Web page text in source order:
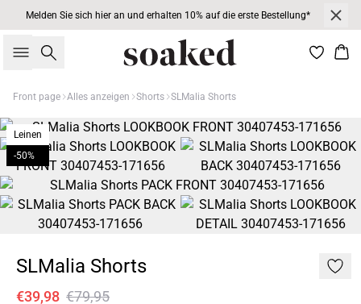
Melden Sie sich hier an und erhalten 10% auf die erste Bestellung*
Suche
Front page Alles anzeigen Shorts SLMalia Shorts
Leinen
-50%
SLMalia Shorts
€39,98 €79,95